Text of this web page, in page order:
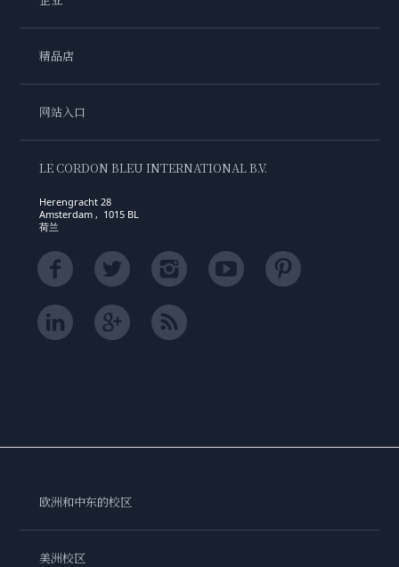
精品店
网站入口
LE CORDON BLEU INTERNATIONAL B.V.
Herengracht 28
Amsterdam , 1015 BL
荷兰
欧洲和中东的校区
美洲校区